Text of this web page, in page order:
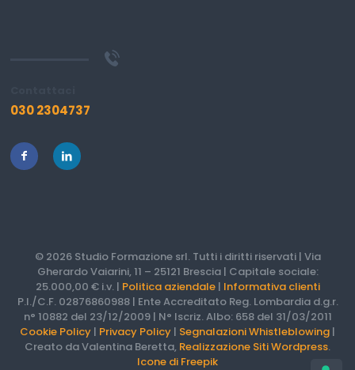
030 2304737
© 2026 Studio Formazione srl. Tutti i diritti riservati | Via
Gherardo Vaiarini, 11 – 25121 Brescia | Capitale sociale:
25.000,00 € i.v. | Politica aziendale| Informativa clienti
P.I./C.F. 02876860988 | Ente Accreditato Reg. Lombardia d.g.r.
n° 10882 del 23/12/2009 | N° Iscriz. Albo: 658 del 31/03/2011
Cookie Policy | Privacy Policy | Segnalazioni Whistleblowing |
Creato da Valentina Beretta, Realizzazione Siti Wordpress.
Icone di Freepik